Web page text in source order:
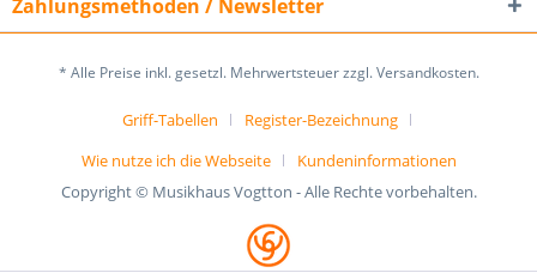
Zahlungsmethoden / Newsletter
* Alle Preise inkl. gesetzl. Mehrwertsteuer zzgl. Versandkosten.
Griff-Tabellen
Register-Bezeichnung
Wie nutze ich die Webseite
Kundeninformationen
Copyright © Musikhaus Vogtton - Alle Rechte vorbehalten.